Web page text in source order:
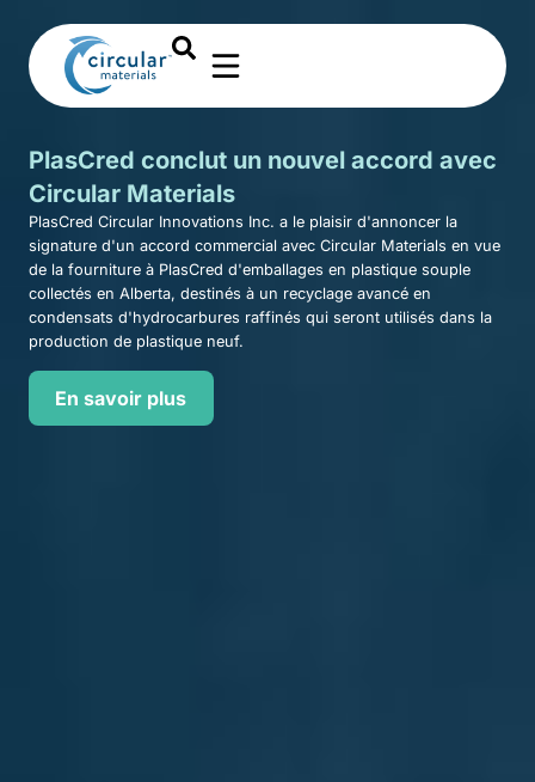
PlasCred conclut un nouvel accord avec
Circular Materials
PlasCred Circular Innovations Inc. a le plaisir d'annoncer la
signature d'un accord commercial avec Circular Materials en vue
de la fourniture à PlasCred d'emballages en plastique souple
collectés en Alberta, destinés à un recyclage avancé en
condensats d'hydrocarbures raffinés qui seront utilisés dans la
production de plastique neuf.
En savoir plus